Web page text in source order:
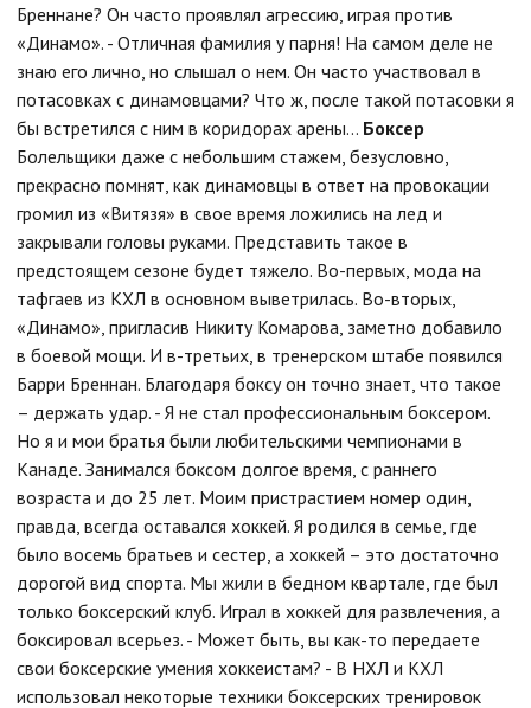
Бреннане? Он часто проявлял агрессию, играя против
«Динамо». - Отличная фамилия у парня! На самом деле не
знаю его лично, но слышал о нем. Он часто участвовал в
потасовках с динамовцами? Что ж, после такой потасовки я
бы встретился с ним в коридорах арены... Боксер
Болельщики даже с небольшим стажем, безусловно,
прекрасно помнят, как динамовцы в ответ на провокации
громил из «Витязя» в свое время ложились на лед и
закрывали головы руками. Представить такое в
предстоящем сезоне будет тяжело. Во-первых, мода на
тафгаев из КХЛ в основном выветрилась. Во-вторых,
«Динамо», пригласив Никиту Комарова, заметно добавило
в боевой мощи. И в-третьих, в тренерском штабе появился
Барри Бреннан. Благодаря боксу он точно знает, что такое
– держать удар. - Я не стал профессиональным боксером.
Но я и мои братья были любительскими чемпионами в
Канаде. Занимался боксом долгое время, с раннего
возраста и до 25 лет. Моим пристрастием номер один,
правда, всегда оставался хоккей. Я родился в семье, где
было восемь братьев и сестер, а хоккей – это достаточно
дорогой вид спорта. Мы жили в бедном квартале, где был
только боксерский клуб. Играл в хоккей для развлечения, а
боксировал всерьез. - Может быть, вы как-то передаете
свои боксерские умения хоккеистам? - В НХЛ и КХЛ
использовал некоторые техники боксерских тренировок